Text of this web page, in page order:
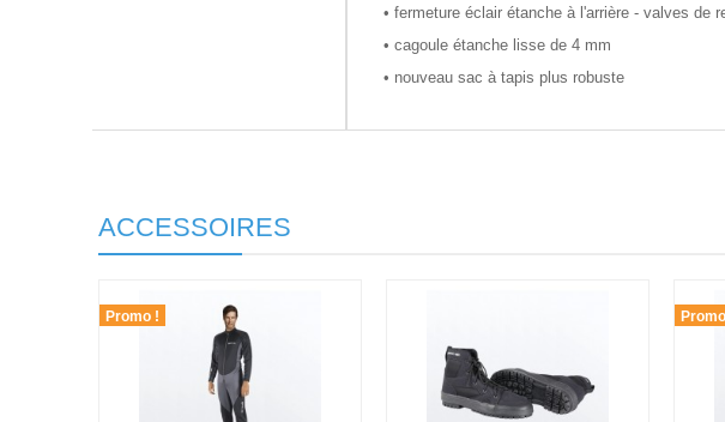
• fermeture éclair étanche à l'arrière - valves de
• cagoule étanche lisse de 4 mm
• nouveau sac à tapis plus robuste
ACCESSOIRES
Promo !